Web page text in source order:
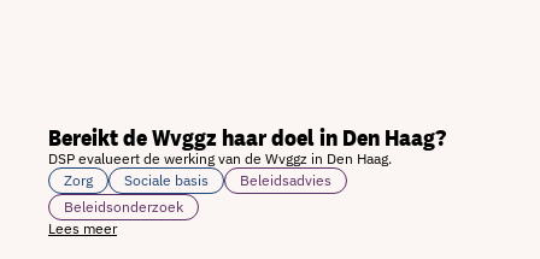
Bereikt de Wvggz haar doel in Den Haag?
DSP evalueert de werking van de Wvggz in Den Haag.
Zorg
Sociale basis
Beleidsadvies
Beleidsonderzoek
Lees meer